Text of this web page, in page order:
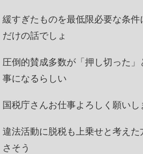
緩すぎたものを最低限必要な条件
だけの話でしょ
圧倒的賛成多数が「押し切った」
事になるらしい
国税庁さんお仕事よろしく願いし
違法活動に脱税も上乗せと考えた
さそう